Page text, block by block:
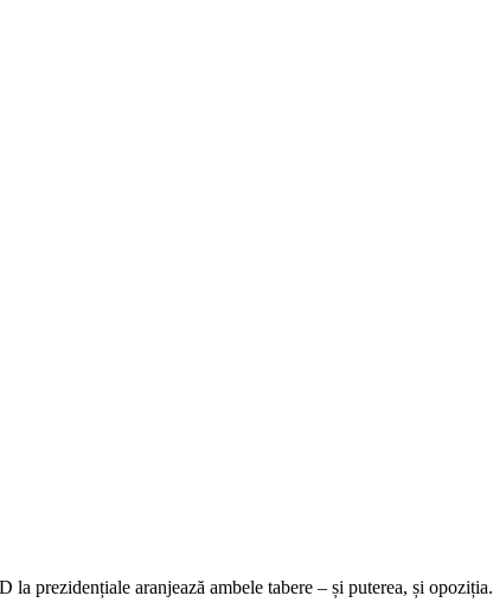
prezidențiale aranjează ambele tabere – și puterea, și opoziția.